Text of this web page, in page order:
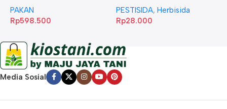
PAKAN
Rp598.500
PESTISIDA, Herbisida
Rp28.000
Media Sosial